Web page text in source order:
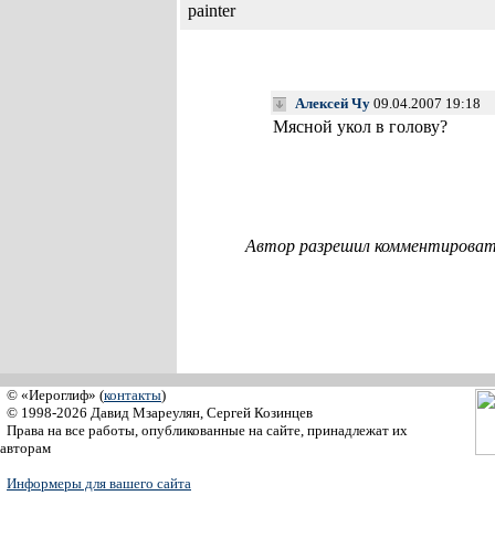
painter
Алексей Чу 09.04.2007 19:18
Мясной укол в голову?
Автор разрешил
© «Иероглиф» (контакты)
© 1998-2026 Давид Мзареулян, Сергей Козинцев
Права на все работы, опубликованные на сайте, принадлежат их
авторам
Информеры для вашего сайта